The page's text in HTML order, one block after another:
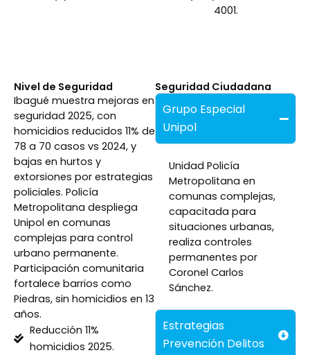
4001.
Nivel de Seguridad
Ibagué muestra mejoras en
seguridad 2025, con
homicidios reducidos 11% de
78 a 70 casos vs 2024, y
bajas en hurtos y
extorsiones por estrategias
policiales. Policía
Metropolitana despliega
Unipol en comunas
complejas para control
urbano permanente.
Participación comunitaria
fortalece barrios como
Piedras, sin homicidios en 13
años.
Reducción 11%
homicidios 2025.
Seguridad Ciudadana
Grupo Especial
Unipol
Unidad Policía
Metropolitana en
comunas complejas,
capacitada para
situaciones urbanas,
realiza controles
permanentes por
Coronel Carlos
Sánchez.
Estrategias
Prevención Delitos